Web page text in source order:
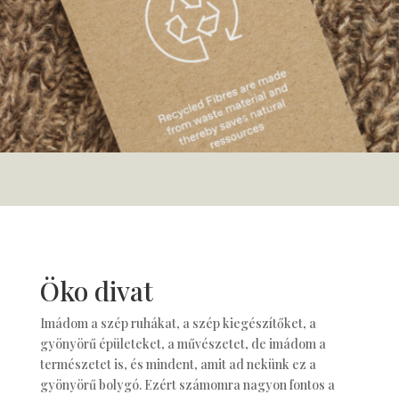
Öko divat
Imádom a szép ruhákat, a szép kiegészítőket, a
gyönyörű épületeket, a művészetet, de imádom a
természetet is, és mindent, amit ad nekünk ez a
gyönyörű bolygó. Ezért számomra nagyon fontos a